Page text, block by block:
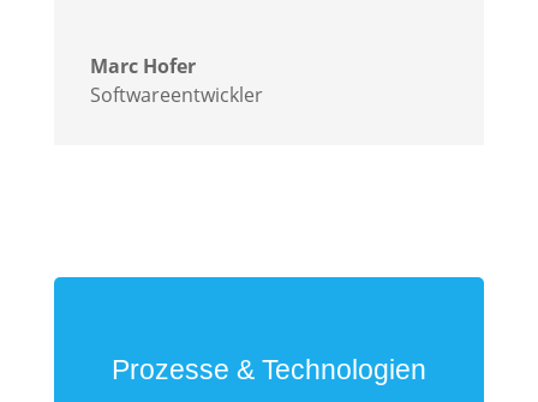
Marc Hofer
Softwareentwickler
Prozesse & Technologien